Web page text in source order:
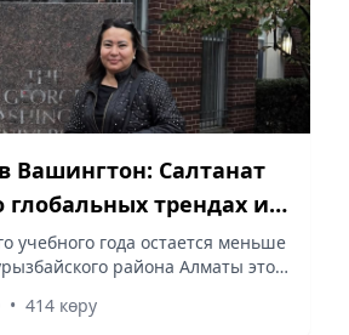
Вашингтон: Салтанат
глобальных трендах и
школы
учебного года остается меньше
района Алматы этот
современных школ, но за
• 414 көру